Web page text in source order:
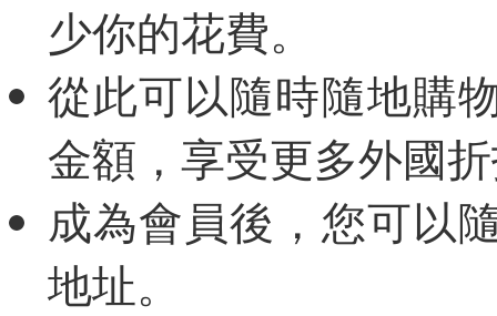
少你的花費。
從此可以隨時隨地購
金額，享受更多外國
成為會員後，您可以
地址。